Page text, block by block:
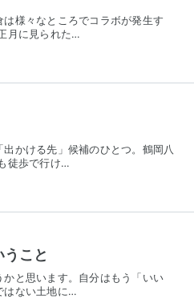
様々なところでコラボが発生す
月に見られた…
出かける先」候補のひとつ。鶴岡八
徒歩で行け…
こと
かと思います。自分はもう「いい
はない土地に…